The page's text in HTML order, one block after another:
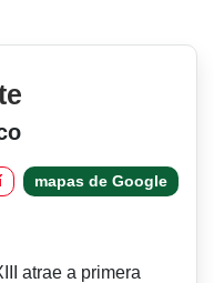
mapas de Google
atrae a primera